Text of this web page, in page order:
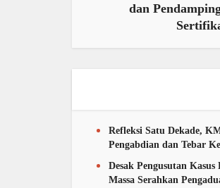
dan
Refleksi Satu Dekade,
Pengabdian dan Tebar
Desak Pengusutan
Massa Serahkan